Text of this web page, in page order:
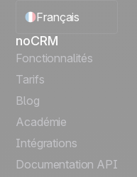
Français
English
Español
Português
Italiano
noCRM
Fonctionnalités
Tarifs
Blog
Académie
Intégrations
Documentation API